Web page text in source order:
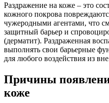
Раздражение на коже – это
кожного покрова
чужеродными агентами, что
защитный барьер и
(дерматит). Раздраженная
выполнять свои барьерные
для любого воздействия из
Причины
коже